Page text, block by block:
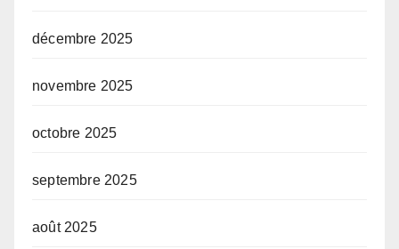
décembre 2025
novembre 2025
octobre 2025
septembre 2025
août 2025